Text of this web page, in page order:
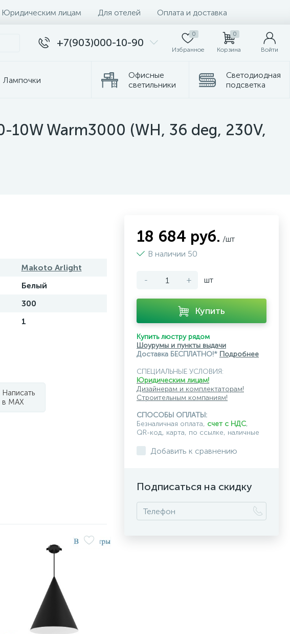
Юридическим лицам Для отелей Оплата и доставка
+7(903)000-10-90
0
Избранное
0
Корзина Войти
Лампочки
Офисные
светильники
Светодиодная
подсветка
10W Warm3000 (WH, 36 deg, 230V,
Makoto Arlight
Белый
300
1
Написать
в MAX
18 684 руб. /шт
В наличии 50
- + шт
Купить
Купить люстру рядом
Шоурумы и пункты выдачи
Доставка БЕСПЛАТНО!* Подробнее
СПЕЦИАЛЬНЫЕ УСЛОВИЯ:
Юридическим лицам!
Дизайнерам и комплектаторам!
Строительным компаниям!
СПОСОБЫ ОПЛАТЫ:
Безналичная оплата, счет с НДС,
QR-код, карта, по ссылке, наличные
Добавить к сравнению
Подписаться на скидку